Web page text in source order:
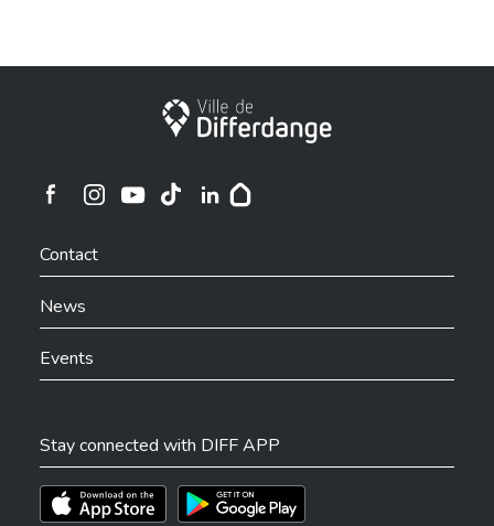
City of Differdange
Ville de Differdange sur Instagram
Contact
News
Events
Stay connected with DIFF APP
Téléchargez l'app sur l'App StoreTéléchargez l'app sur Play Store